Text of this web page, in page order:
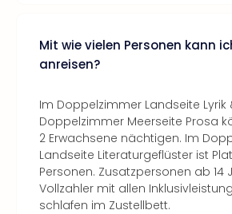
Mit wie vielen Personen kann
anreisen?
Im Doppelzimmer Landseite Lyrik
Doppelzimmer Meerseite Prosa
2 Erwachsene nächtigen. Im
Landseite Literaturgeflüster ist
Personen. Zusatzpersonen ab 14
Vollzahler mit allen
schlafen im Zustellbett.